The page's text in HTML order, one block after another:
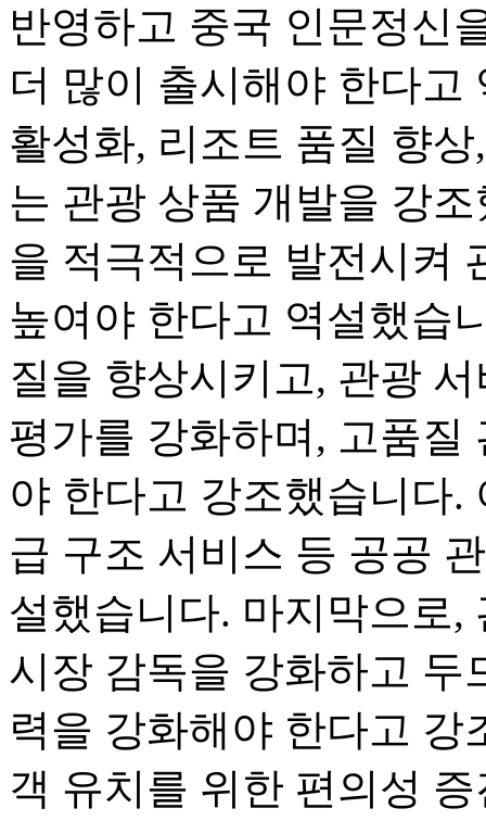
반영하고 중국 인문정신
더 많이 출시해야 한다고
활성화, 리조트 품질 향
는 관광 상품 개발을 강
을 적극적으로 발전시켜
높여야 한다고 역설했습
질을 향상시키고, 관광
평가를 강화하며, 고품질
야 한다고 강조했습니다.
급 구조 서비스 등 공공
설했습니다. 마지막으로,
시장 감독을 강화하고 두
력을 강화해야 한다고 강
객 유치를 위한 편의성